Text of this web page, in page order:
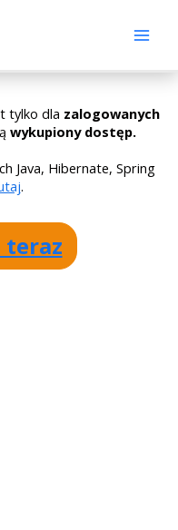
tylko dla zalogowanych
wykupiony dostęp.
Java, Hibernate, Spring
.
teraz